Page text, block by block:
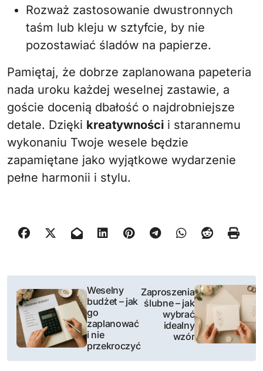
Rozważ zastosowanie dwustronnych
taśm lub kleju w sztyfcie, by nie
pozostawiać śladów na papierze.
Pamiętaj, że dobrze zaplanowana papeteria
nada uroku każdej weselnej zastawie, a
goście docenią dbałość o najdrobniejsze
detale. Dzięki kreatywności i starannemu
wykonaniu Twoje wesele będzie
zapamiętane jako wyjątkowe wydarzenie
pełne harmonii i stylu.
N
w
i
Weselny
budżet – jak
go
zaplanować
i nie
przekroczyć
Zaproszenia
ślubne – jak
wybrać
idealny
wzór